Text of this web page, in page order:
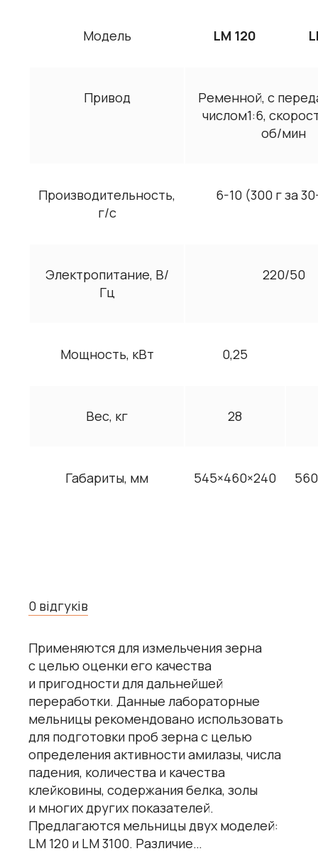
Модель LM 120
Привод
Ременной, с
числом1:6,
об/мин
Производительность,
г/с
6-10 (300 г за
Электропитание, В/
Гц
220/50
Мощность, кВт 0,25
Вес, кг 28
Габариты, мм 545×460×240
0 відгуків
Применяются для измельчения зерна
с целью оценки его качества
и пригодности для дальнейшей
переработки. Данные лабораторные
мельницы рекомендовано использовать
для подготовки проб зерна с целью
определения активности амилазы, числа
падения, количества и качества
клейковины, содержания белка, золы
и многих других показателей.
Предлагаются мельницы двух моделей:
LM 120 и LM 3100. Различие…